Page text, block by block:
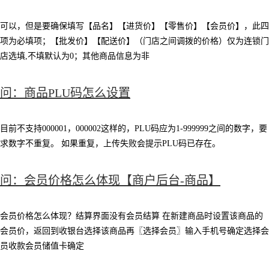
可以，但是要确保填写【品名】【进货价】【零售价】【会员价】，此四
项为必填项；【批发价】【配送价】（门店之间调拨的价格）仅为连锁门
店选填,不填默认为0；其他商品信息为非
问：商品PLU码怎么设置
目前不支持000001，000002这样的，PLU码应为1-999999之间的数字，要
求数字不重复。 如果重复，上传失败会提示PLU码已存在。
问：会员价格怎么体现【商户后台-商品】
会员价格怎么体现？结算界面没有会员结算 在新建商品时设置该商品的
会员价，返回到收银台选择该商品再〖选择会员〗输入手机号确定选择会
员收款会员储值卡确定